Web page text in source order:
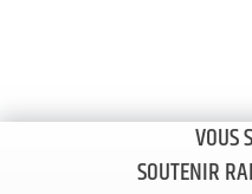
VOUS
SOUTENIR